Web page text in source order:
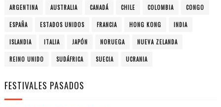
ARGENTINA AUSTRALIA CANADÁ CHILE COLOMBIA CONGO
ESPAÑA ESTADOS UNIDOS FRANCIA HONG KONG INDIA
ISLANDIA ITALIA JAPÓN NORUEGA NUEVA ZELANDA
REINO UNIDO SUDÁFRICA SUECIA UCRANIA
FESTIVALES PASADOS